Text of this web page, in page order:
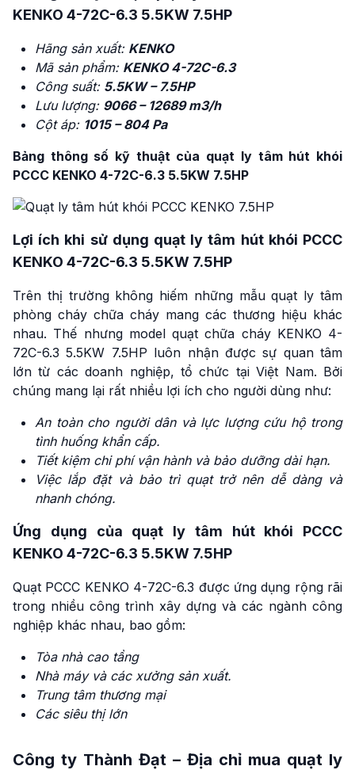
KENKO 4-72C-6.3 5.5KW 7.5HP
Hãng sản xuất: KENKO
Mã sản phẩm: KENKO 4-72C-6.3
Công suất: 5.5KW – 7.5HP
Lưu lượng: 9066 – 12689 m3/h
Cột áp: 1015 – 804 Pa
Bảng thông số kỹ thuật của quạt ly tâm hút khói
PCCC KENKO 4-72C-6.3 5.5KW 7.5HP
Lợi ích khi sử dụng quạt ly tâm hút khói PCCC
KENKO 4-72C-6.3 5.5KW 7.5HP
Trên thị trường không hiếm những mẫu quạt ly tâm
phòng cháy chữa cháy mang các thương hiệu khác
nhau. Thế nhưng model quạt chữa cháy KENKO 4-
72C-6.3 5.5KW 7.5HP luôn nhận được sự quan tâm
lớn từ các doanh nghiệp, tổ chức tại Việt Nam. Bởi
chúng mang lại rất nhiều lợi ích cho người dùng như:
An toàn cho người dân và lực lượng cứu hộ trong
tình huống khẩn cấp.
Tiết kiệm chi phí vận hành và bảo dưỡng dài hạn.
Việc lắp đặt và bảo trì quạt trở nên dễ dàng và
nhanh chóng.
Ứng dụng của quạt ly tâm hút khói PCCC
KENKO 4-72C-6.3 5.5KW 7.5HP
Quạt PCCC KENKO 4-72C-6.3 được ứng dụng rộng rãi
trong nhiều công trình xây dựng và các ngành công
nghiệp khác nhau, bao gồm:
Tòa nhà cao tầng
Nhà máy và các xưởng sản xuất.
Trung tâm thương mại
Các siêu thị lớn
Công ty Thành Đạt – Địa chỉ mua quạt ly